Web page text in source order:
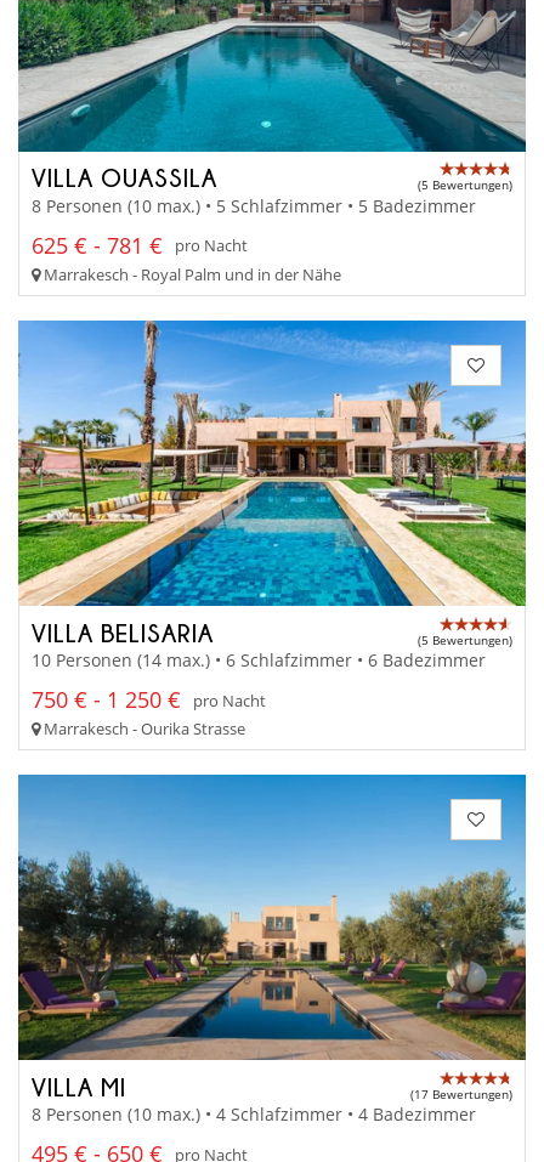
VILLA OUASSILA (5 Bewertungen)
8 Personen (10 max.) • 5 Schlafzimmer • 5 Badezimmer
625 € - 781 €
pro Nacht
Marrakesch - Royal Palm und in der Nähe
VILLA BELISARIA (5 Bewertungen)
10 Personen (14 max.) • 6 Schlafzimmer • 6 Badezimmer
750 € - 1 250 €
pro Nacht
Marrakesch - Ourika Strasse
VILLA MI (17 Bewertungen)
8 Personen (10 max.) • 4 Schlafzimmer • 4 Badezimmer
495 € - 650 €
pro Nacht